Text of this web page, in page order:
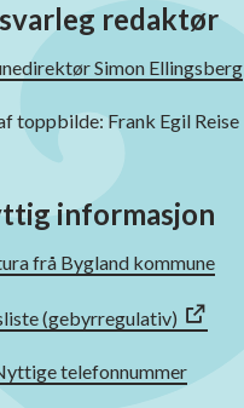
redaktør
Simon Ellingsberg
toppbilde: Frank Egil Reise
informasjon
frå Bygland kommune
(gebyrregulativ)
telefonnummer